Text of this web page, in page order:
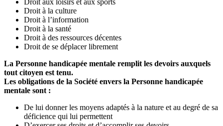
Droit à la culture
Droit à l’information
Droit à la santé
Droit à des ressources décentes
Droit de se déplacer librement
La Personne handicapée mentale remplit les devoirs auxquels
tout citoyen est tenu.
Les obligations de la Société envers la Personne handicapée
mentale sont :
De lui donner les moyens adaptés à la nature et au degré de sa
déficience qui lui permettent